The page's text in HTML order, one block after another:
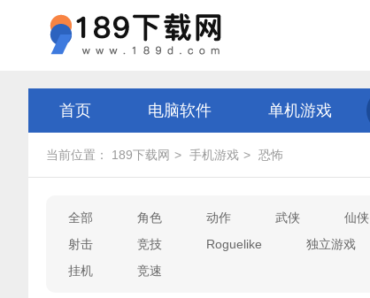
首页 电脑软件 单机游戏
当前位置： 189下载网 手机游戏 恐怖
全部 角色 动作 武侠 仙侠
射击
竞技 Roguelike 独立游戏
挂机
竞速